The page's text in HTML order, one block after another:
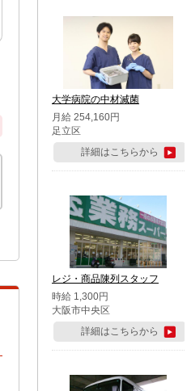
大学病院の中材滅菌
月給 254,160円
足立区
詳細はこちらから
レジ・商品陳列スタッフ
時給 1,300円
大阪市中央区
詳細はこちらから